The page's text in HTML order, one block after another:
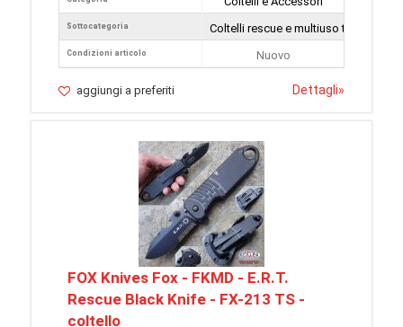
Sottocategoria
Condizioni articolo
Coltelli rescue e multiuso tattici
Nuovo
aggiungi a preferiti Dettagli»
FOX Knives Fox - FKMD - E.R.T.
Rescue Black Knife - FX-213 TS -
coltello